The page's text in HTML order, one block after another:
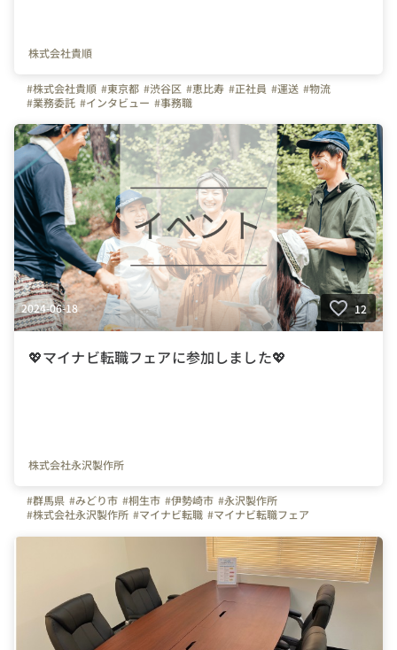
株式会社貴順
#株式会社貴順 #東京都 #渋谷区 #恵比寿 #正社員 #運送 #物流
#業務委託 #インタビュー #事務職
2024-06-18 12
💖マイナビ転職フェアに参加しました💖
株式会社永沢製作所
#群馬県 #みどり市 #桐生市 #伊勢崎市 #永沢製作所
#株式会社永沢製作所 #マイナビ転職 #マイナビ転職フェア